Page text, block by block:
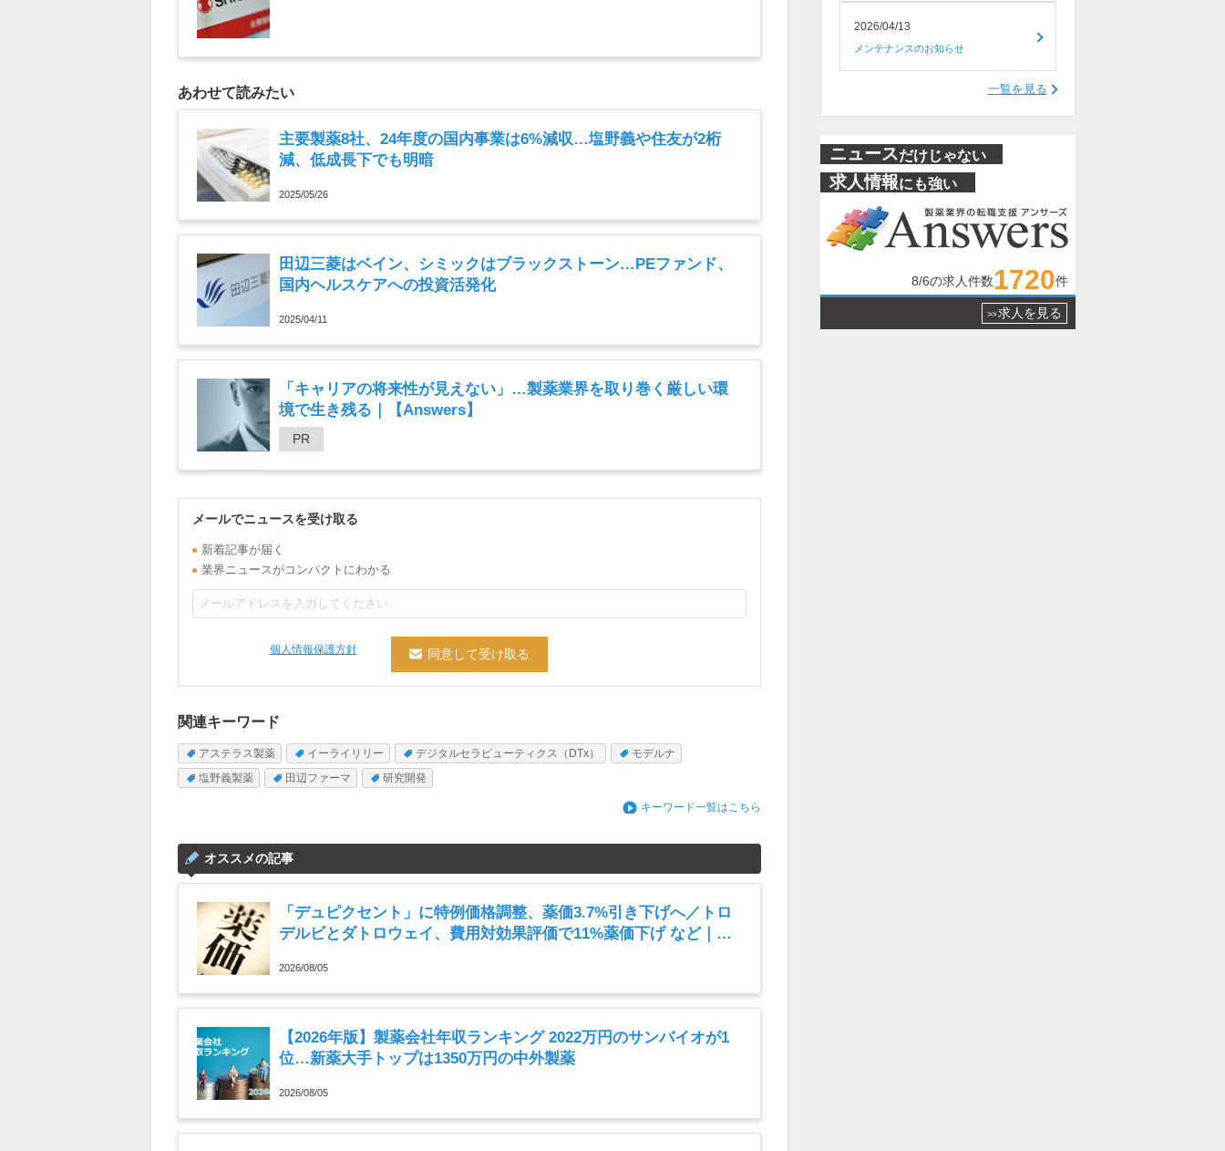
あわせて読みたい
主要製薬8社、24年度の国内事業は6%減収…塩野義や住友が2桁
減、低成長下でも明暗
2025/05/26
田辺三菱はベイン、シミックはブラックストーン…PEファンド、
国内ヘルスケアへの投資活発化
2025/04/11
「キャリアの将来性が見えない」…製薬業界を取り巻く厳しい環
境で生き残る｜【Answers】
PR
メールでニュースを受け取る
新着記事が届く
業界ニュースがコンパクトにわかる
個人情報保護方針
関連キーワード
アステラス製薬 イーライリリー デジタルセラピューティクス（DTx）
モデルナ
塩野義製薬
田辺ファーマ 研究開発
キーワード一覧はこちら
オススメの記事
「デュピクセント」に特例価格調整、薬価3.7%引き下げへ／トロ
デルビとダトロウェイ、費用対効果評価で11%薬価下げ など｜製
2026/08/05
【2026年版】製薬会社年収ランキング 2022万円のサンバイオが1
位…新薬大手トップは1350万円の中外製薬
2026/08/05
2026/04/13
メンテナンスのお知らせ
一覧を見る
ニュースだけじゃない
求人情報にも強い
8/6の求人件数1720件
>> 求人を見る